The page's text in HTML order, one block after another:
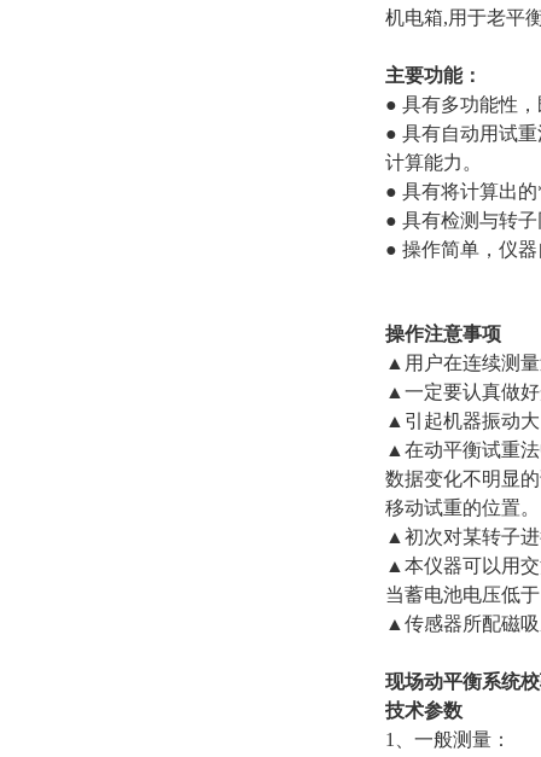
机电箱,用于老平
主要功能：
● 具有多功能性
● 具有自动用试
计算能力。
● 具有将计算出
● 具有检测与转
● 操作简单，仪
操作注意事项
▲用户在连续测
▲一定要认真做
▲引起机器振动
▲在动平衡试重
数据变化不明显
移动试重的位置。
▲初次对某转子
▲本仪器可以用
当蓄电池电压低
▲传感器所配磁
现场动平衡系统
技术参数
1、一般测量：